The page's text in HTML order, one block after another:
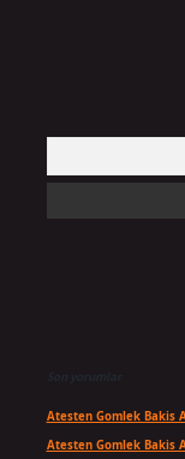
Son yorumlar
Atesten Gomlek Bakis
Atesten Gomlek Bakis